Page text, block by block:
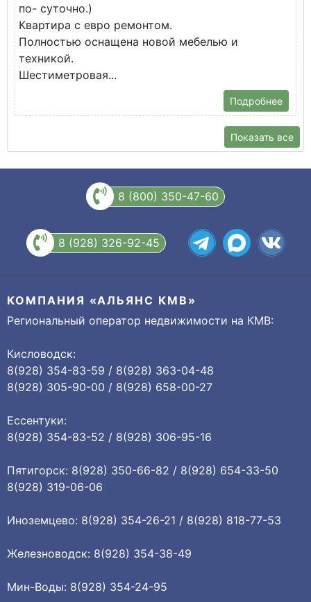
по- суточно.)
Квартира с евро ремонтом.
Полностью оснащена новой мебелью и
техникой.
Шестиметровая...
Подробнее
Показать все
8 (800) 350-47-60
8 (928) 326-92-45
КОМПАНИЯ «АЛЬЯНС КМВ»
Региональный оператор недвижимости на КМВ:
Кисловодск:
8(928) 354-83-59 / 8(928) 363-04-48
8(928) 305-90-00 / 8(928) 658-00-27
Ессентуки:
8(928) 354-83-52 / 8(928) 306-95-16
Пятигорск: 8(928) 350-66-82 / 8(928) 654-33-50
8(928) 319-06-06
Иноземцево: 8(928) 354-26-21 / 8(928) 818-77-53
Железноводск: 8(928) 354-38-49
Мин-Воды: 8(928) 354-24-95